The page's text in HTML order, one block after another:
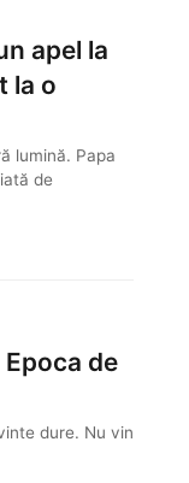
apel la
la o
lumină. Papa
de
de
dure. Nu vin